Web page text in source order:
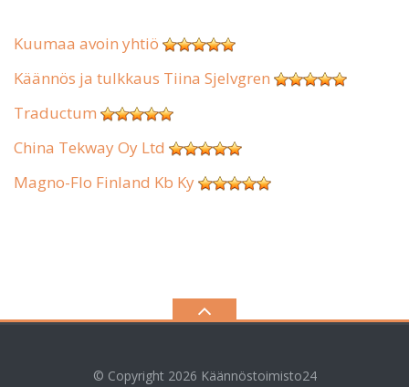
Kuumaa avoin yhtiö
Käännös ja tulkkaus Tiina Sjelvgren
Traductum
China Tekway Oy Ltd
Magno-Flo Finland Kb Ky
© Copyright 2026 Käännöstoimisto24